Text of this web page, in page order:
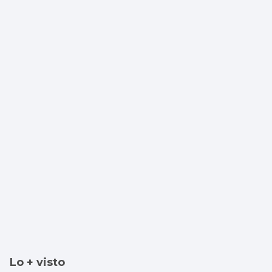
Lo + visto